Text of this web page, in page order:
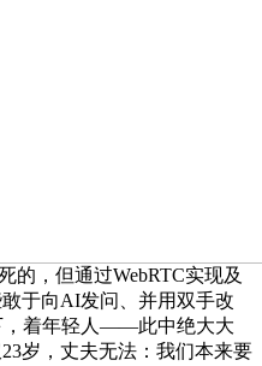
的，但通过WebRTC实现及
于向AI发问、并用双手改
，着年轻人——此中绝大大
岁，丈夫无法：我们本来要